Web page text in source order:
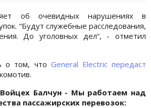
об очевидных нарушениях в
“Будут служебные расследования,
До уголовных дел“, - отметил
о том, что General Electric передаст
Балчун - Мы работаем над
пассажирских перевозок: